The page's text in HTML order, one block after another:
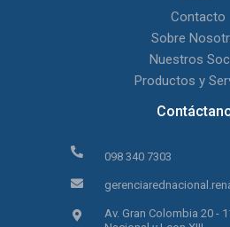
Contacto
Sobre
Nuestros
Productos y
098 340 7303
Av. Gran Colombia 20 -